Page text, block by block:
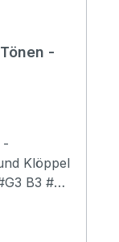
-
-
Klöppel
B3 #C4